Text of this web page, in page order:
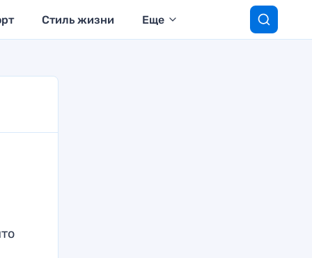
Стиль жизни Еще